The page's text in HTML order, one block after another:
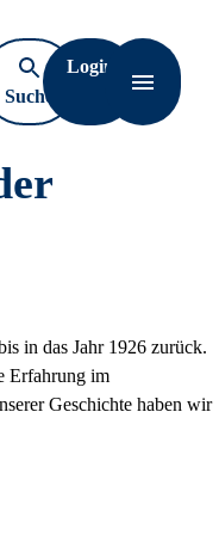
Suche
öffnen
Login
in das Jahr 1926 zurück.
Erfahrung im
Geschichte haben wir